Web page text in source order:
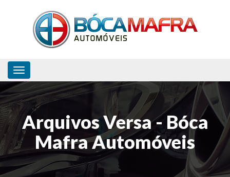
Toggle navigation
Arquivos Versa - Bóca
Mafra Automóveis